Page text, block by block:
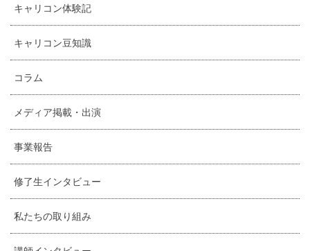
キャリコン体験記
キャリコン豆知識
コラム
メディア掲載・出演
事業報告
修了生インタビュー
私たちの取り組み